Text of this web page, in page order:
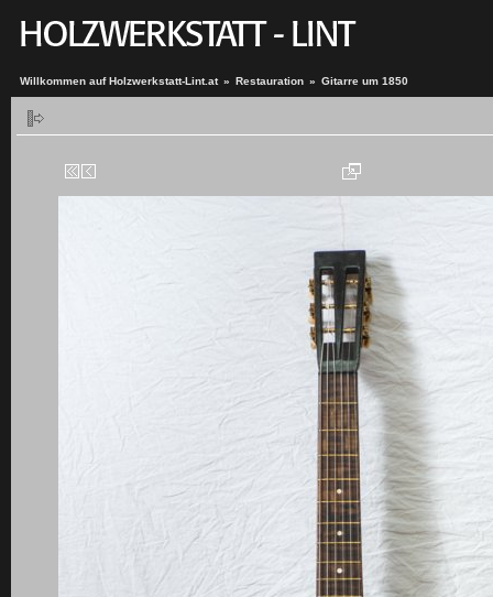
Willkommen auf Holzwerkstatt-Lint.at » Restauration » Gitarre um 1850